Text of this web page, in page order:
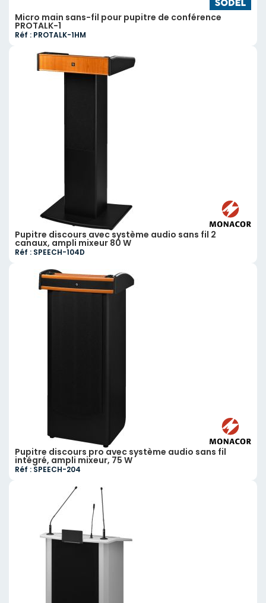
Micro main sans-fil pour pupitre de conférence
PROTALK-1
Réf : PROTALK-1HM
Pupitre discours avec système audio sans fil 2
canaux, ampli mixeur 80 W
Réf : SPEECH-104D
Pupitre discours pro avec système audio sans fil
intégré, ampli mixeur, 75 W
Réf : SPEECH-204